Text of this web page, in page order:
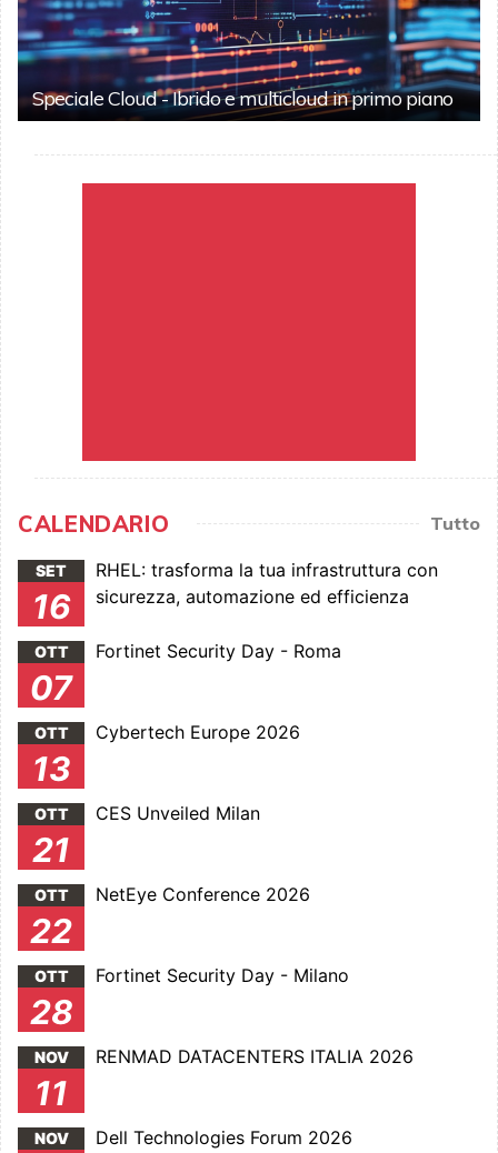
Speciale Cloud - Ibrido e multicloud in primo piano
CALENDARIO Tutto
SET
16
RHEL: trasforma la tua infrastruttura con
sicurezza, automazione ed efficienza
OTT
07
Fortinet Security Day - Roma
OTT
13
Cybertech Europe 2026
OTT
21
CES Unveiled Milan
OTT
22
NetEye Conference 2026
OTT
28
Fortinet Security Day - Milano
NOV
11
RENMAD DATACENTERS ITALIA 2026
NOV Dell Technologies Forum 2026